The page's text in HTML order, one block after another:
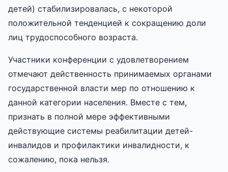
детей) стабилизировалась, с некоторой
положительной тенденцией к сокращению доли
лиц трудоспособного возраста.
Участники конференции с удовлетворением
отмечают действенность принимаемых органами
государственной власти мер по отношению к
данной категории населения. Вместе с тем,
признать в полной мере эффективными
действующие системы реабилитации детей-
инвалидов и профилактики инвалидности, к
сожалению, пока нельзя.